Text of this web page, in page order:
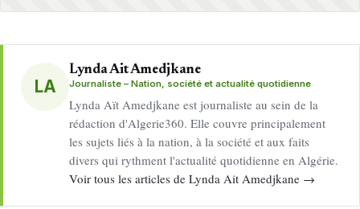
LA
Lynda Ait Amedjkane
Journaliste – Nation, société et actualité quotidienne
Lynda Aït Amedjkane est journaliste au sein de la
rédaction d'Algerie360. Elle couvre principalement
les sujets liés à la nation, à la société et aux faits
divers qui rythment l'actualité quotidienne en Algérie.
Voir tous les articles de Lynda Ait Amedjkane →